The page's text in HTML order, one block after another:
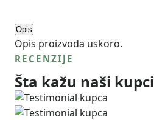
Opis
Opis proizvoda uskoro.
RECENZIJE
Šta kažu naši kupci